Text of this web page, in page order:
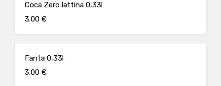
Coca Zero lattina 0,33l
3.00 €
Fanta 0,33l
3.00 €